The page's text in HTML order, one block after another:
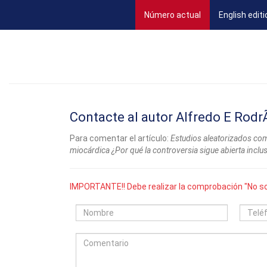
Número actual (current)English
Contacte al autor Alfredo E
Para comentar el artículo: Estudios aleatorizados
miocárdica ¿Por qué la controversia sigue abierta
IMPORTANTE!! Debe realizar la comprobación "No